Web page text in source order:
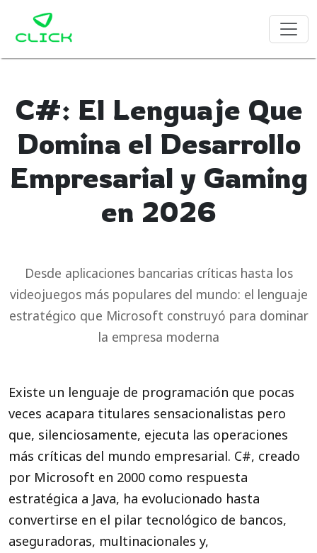
C#: El Lenguaje Que
Domina el Desarrollo
Empresarial y Gaming
en 2026
Desde aplicaciones bancarias críticas hasta los
videojuegos más populares del mundo: el lenguaje
estratégico que Microsoft construyó para dominar
la empresa moderna
Existe un lenguaje de programación que pocas
veces acapara titulares sensacionalistas pero
que, silenciosamente, ejecuta las operaciones
más críticas del mundo empresarial. C#, creado
por Microsoft en 2000 como respuesta
estratégica a Java, ha evolucionado hasta
convertirse en el pilar tecnológico de bancos,
aseguradoras, multinacionales y,